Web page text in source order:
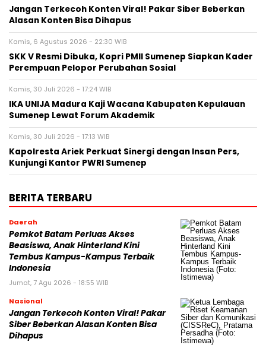
Jangan Terkecoh Konten Viral! Pakar Siber Beberkan
Alasan Konten Bisa Dihapus
Kamis, 6 Agustus 2026 - 22:30 WIB
SKK V Resmi Dibuka, Kopri PMII Sumenep Siapkan Kader
Perempuan Pelopor Perubahan Sosial
Kamis, 30 Juli 2026 - 17:24 WIB
IKA UNIJA Madura Kaji Wacana Kabupaten Kepulauan
Sumenep Lewat Forum Akademik
Kamis, 30 Juli 2026 - 17:13 WIB
Kapolresta Ariek Perkuat Sinergi dengan Insan Pers,
Kunjungi Kantor PWRI Sumenep
BERITA TERBARU
Daerah
Pemkot Batam Perluas Akses
Beasiswa, Anak Hinterland Kini
Tembus Kampus-Kampus Terbaik
Indonesia
Jumat, 7 Agu 2026 - 18:55 WIB
Nasional
Jangan Terkecoh Konten Viral! Pakar
Siber Beberkan Alasan Konten Bisa
Dihapus